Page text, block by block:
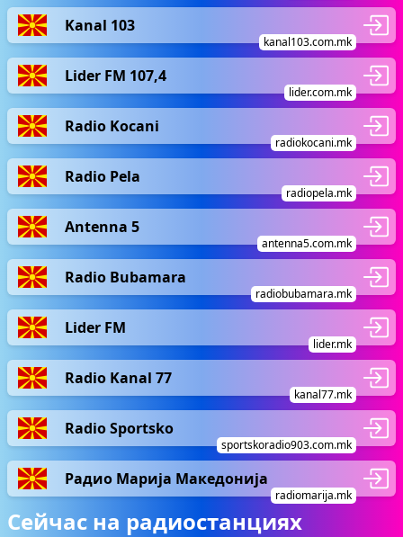
Kanal 103
kanal103.com.mk
Lider FM 107,4
lider.com.mk
Radio Kocani
radiokocani.mk
Radio Pela
radiopela.mk
Antenna 5
antenna5.com.mk
Radio Bubamara
radiobubamara.mk
Lider FM
lider.mk
Radio Kanal 77
kanal77.mk
Radio Sportsko
sportskoradio903.com.mk
Радио Марија Македонија
radiomarija.mk
Сейчас на радиостанциях